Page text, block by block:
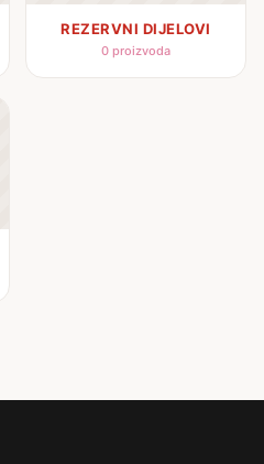
REZERVNI DIJELOVI
0 proizvoda